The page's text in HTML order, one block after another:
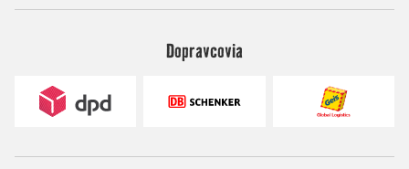
Dopravcovia